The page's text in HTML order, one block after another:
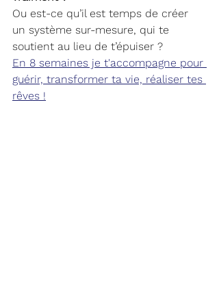
Ou est-ce qu’il est temps de créer
un système sur-mesure, qui te
soutient au lieu de t’épuiser ?
En 8 semaines je t'accompagne pour
guérir, transformer ta vie, réaliser tes
rêves !